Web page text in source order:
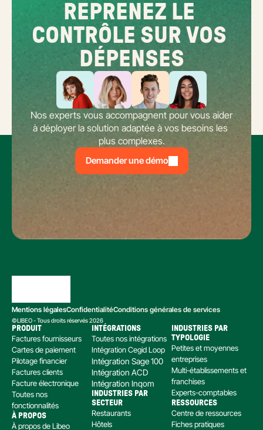
REPRENEZ LE
CONTRÔLE SUR VOS
DÉPENSES
Nos experts vous accompagnent pour vous aider
à déployer la solution adaptée à vos besoins les
plus complexes.
Demander une démo
Mentions légalesConfidentialitéConditions générales de services
©LIBEO - Tous droits réservés 2026
PRODUIT
Factures fournisseurs
Cartes de paiement
Pilotage financier
Factures clients
Facture électronique
Toutes nos
fonctionnalités
À PROPOS
À propos de Libeo
INTÉGRATIONS
Toutes nos intégrations
Intégration Cegid Loop
Intégration Sage 100
Intégration ACD
Intégration Inqom
INDUSTRIES PAR
SECTEUR
Restaurants
Hôtels
INDUSTRIES PAR
TYPOLOGIE
Petites et moyennes
entreprises
Multi-établissements et
franchises
Experts-comptables
RESSOURCES
Centre de ressources
Fiches pratiques